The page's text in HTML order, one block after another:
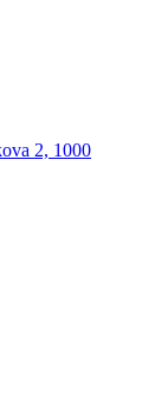
2, 1000